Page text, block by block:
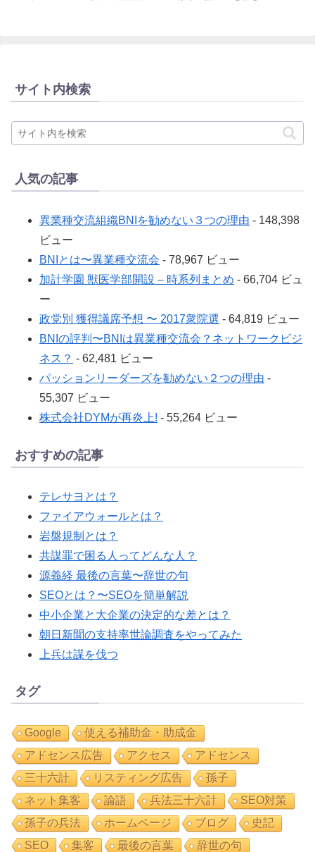
サイト内検索
人気の記事
異業種交流組織BNIを勧めない３つの理由 - 148,398
ビュー
BNIとは〜異業種交流会 - 78,967 ビュー
加計学園 獣医学部開設 – 時系列まとめ - 66,704 ビュ
ー
政党別 獲得議席予想 〜 2017衆院選 - 64,819 ビュー
BNIの評判〜BNIは異業種交流会？ネットワークビジ
ネス？ - 62,481 ビュー
パッションリーダーズを勧めない２つの理由 -
55,307 ビュー
株式会社DYMが再炎上! - 55,264 ビュー
おすすめの記事
テレサヨとは？
ファイアウォールとは？
岩盤規制とは？
共謀罪で困る人ってどんな人？
源義経 最後の言葉〜辞世の句
SEOとは？〜SEOを簡単解説
中小企業と大企業の決定的な差とは？
朝日新聞の支持率世論調査をやってみた
上兵は謀を伐つ
タグ
Google
使える補助金・助成金
アドセンス広告
アクセス
アドセンス
三十六計
リスティング広告
孫子
ネット集客
論語 兵法三十六計
SEO対策
孫子の兵法
ホームページ ブログ
史記
SEO
集客 最後の言葉 辞世の句